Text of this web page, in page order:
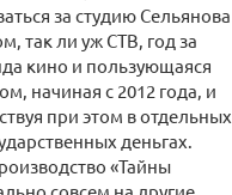
за студию Сельянова
так ли уж СТВ, год за
кино и пользующаяся
начиная с 2012 года, и
при этом в отдельных
деньгах.
«Тайны